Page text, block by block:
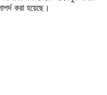
করা হয়েছে।